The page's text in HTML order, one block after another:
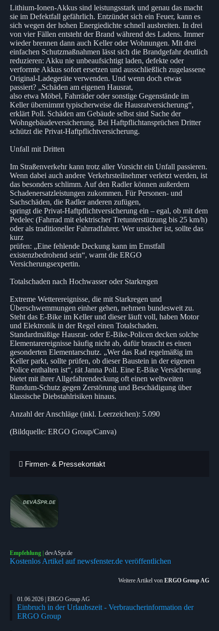
Lithium-Ionen-Akkus sind leistungsstark und genau das macht
sie im Defektfall gefährlich. Entzündet sich ein Feuer, kann es
sich wegen der hohen Energiedichte schnell ausbreiten. In drei
von vier Fällen entsteht der Brand während des Ladens. Immer
wieder brennen dann auch Keller oder Wohnungen. Mit drei
einfachen Schutzmaßnahmen lässt sich die Brandgefahr deutlich
reduzieren: Akku nie unbeaufsichtigt laden, defekte oder
verformte Akkus sofort ersetzen und ausschließlich zugelassene
Original-Ladegeräte verwenden. Und wenn doch etwas
passiert? „Schäden am eigenen Hausrat,
also etwa Möbel, Fahrräder oder sonstige Gegenstände im
Keller übernimmt typischerweise die Hausratversicherung“,
erklärt Poll. Schäden am Gebäude selbst sind Sache der
Wohngebäudeversicherung. Bei Haftpflichtansprüchen Dritter
schützt die Privat-Haftpflichtversicherung.
Unfall mit Dritten
Im Straßenverkehr kann trotz aller Vorsicht ein Unfall passieren.
Wenn dabei auch andere Verkehrsteilnehmer verletzt werden, ist
das besonders schlimm. Auf den Radler können außerdem
Schadenersatzleistungen zukommen. Für Personen- und
Sachschäden, die Radler anderen zufügen,
springt die Privat-Haftpflichtversicherung ein – egal, ob mit dem
Pedelec (Fahrrad mit elektrischer Tretunterstützung bis 25 km/h)
oder als traditioneller Fahrradfahrer. Wer unsicher ist, sollte das
kurz
prüfen: „Eine fehlende Deckung kann im Ernstfall
existenzbedrohend sein“, warnt die ERGO
Versicherungsexpertin.
Totalschaden nach Hochwasser oder Starkregen
Extreme Wetterereignisse, die mit Starkregen und
Überschwemmungen einher gehen, nehmen bundesweit zu.
Steht das E-Bike im Keller und dieser läuft voll, haben Motor
und Elektronik in der Regel einen Totalschaden.
Standardmäßige Hausrat- oder E-Bike-Policen decken solche
Elementarereignisse häufig nicht ab, dafür braucht es einen
gesonderten Elementarschutz. „Wer das Rad regelmäßig im
Keller parkt, sollte prüfen, ob dieser Baustein in der eigenen
Police enthalten ist“, rät Janna Poll. Eine E-Bike Versicherung
bietet mit ihrer Allgefahrendeckung oft einen weltweiten
Rundum-Schutz gegen Zerstörung und Beschädigung über
klassische Diebstahlrisiken hinaus.
Anzahl der Anschläge (inkl. Leerzeichen): 5.090
(Bildquelle: ERGO Group/Canva)
Firmen- & Pressekontakt
Empfehlung | devASpr.de
Kostenlos Artikel auf newsfenster.de veröffentlichen
Weitere Artikel von ERGO Group AG
01.06.2026 | ERGO Group AG
Einbruch in der Urlaubszeit - Verbraucherinformation der
ERGO Group